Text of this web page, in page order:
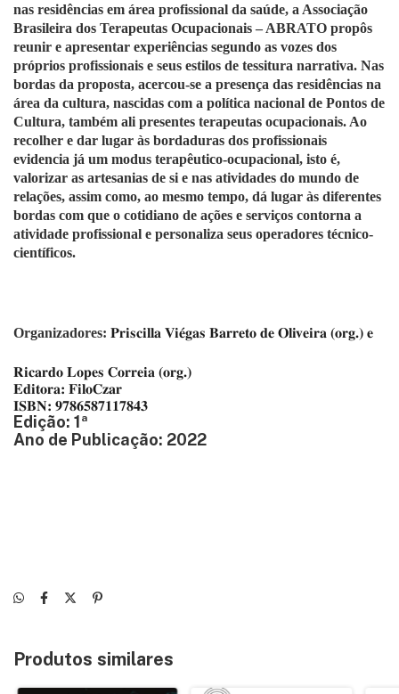
nas residências em área profissional da saúde, a Associação
Brasileira dos Terapeutas Ocupacionais – ABRATO propôs
reunir e apresentar experiências segundo as vozes dos
próprios profissionais e seus estilos de tessitura narrativa. Nas
bordas da proposta, acercou-se a presença das residências na
área da cultura, nascidas com a política nacional de Pontos de
Cultura, também ali presentes terapeutas ocupacionais. Ao
recolher e dar lugar às bordaduras dos profissionais
evidencia já um modus terapêutico-ocupacional, isto é,
valorizar as artesanias de si e nas atividades do mundo de
relações, assim como, ao mesmo tempo, dá lugar às diferentes
bordas com que o cotidiano de ações e serviços contorna a
atividade profissional e personaliza seus operadores técnico-
científicos.
Organizadores: Priscilla Viégas Barreto de Oliveira (org.) e
Ricardo Lopes Correia (org.)
Editora: FiloCzar
ISBN: 9786587117843
Edição: 1ª
Ano de Publicação: 2022
Produtos similares